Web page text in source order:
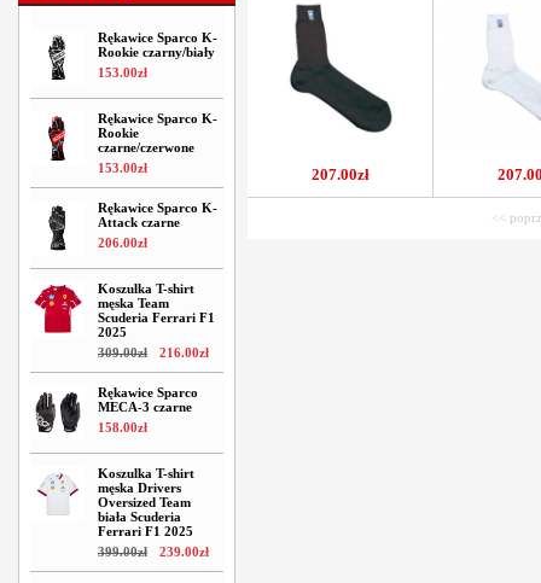
Rękawice Sparco K-
Rookie czarny/biały
153.00zł
Rękawice Sparco K-
Rookie
czarne/czerwone
153.00zł
Rękawice Sparco K-
Attack czarne
206.00zł
Koszulka T-shirt
męska Team
Scuderia Ferrari F1
2025
309.00zł 216.00zł
Rękawice Sparco
MECA-3 czarne
158.00zł
Koszulka T-shirt
męska Drivers
Oversized Team
biała Scuderia
Ferrari F1 2025
399.00zł 239.00zł
207.00zł
<<